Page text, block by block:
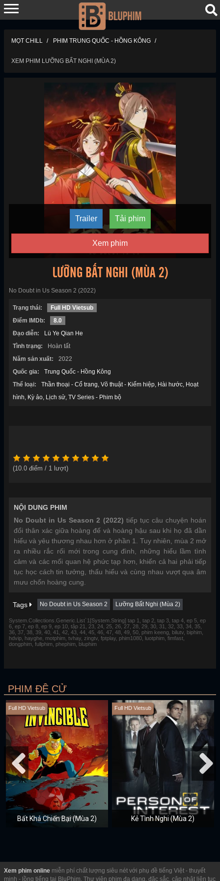
MỌT CHILL PHIM TRUNG QUỐC - HỒNG KÔNG
XEM PHIM LƯỠNG BẤT NGHI (MÙA 2)
Trailer Tải phim
Xem phim
LƯỠNG BẤT NGHI (MÙA 2)
No Doubt in Us Season 2 (2022)
Trạng thái:
Full HD Vietsub
Điểm IMDb:
8.0
Đạo diễn:
Lü Ye Qian He
Tình trạng:
Hoàn tất
Năm sản xuất:
2022
Quốc gia:
Trung Quốc - Hồng Kông
Thể loại:
Thần thoại - Cổ trang Võ thuật - Kiếm hiệp Hài hước Hoạt
hình
Kỳ ảo Lịch sử TV Series - Phim bộ
(10.0 điểm / 1 lượt)
NỘI DUNG PHIM
No Doubt in Us Season 2 (2022) tiếp tục câu chuyện hoán
đổi thân xác giữa hoàng đế và hoàng hậu sau khi họ đã dần
hiểu và yêu thương nhau hơn ở phần 1. Tuy nhiên, mùa 2 mở
ra nhiều rắc rối mới trong cung đình, những hiểu lầm tình
cảm và các mối quan hệ phức tạp hơn, khiến cả hai phải tiếp
tục học cách tin tưởng, thấu hiểu và cùng nhau vượt qua âm
mưu chốn hoàng cung.
Tags No Doubt in Us Season 2 Lưỡng Bất Nghi (Mùa 2)
System.Collections.Generic.List`1[System.String] tap 1, tap 2, tap 3, tap 4, ep 5, ep
6, ep 7, ep 8, ep 9, ep 10, tập 21, 23, 24, 25, 26, 27, 28, 29, 30, 31, 32, 33, 34, 35,
36, 37, 38, 39, 40, 41, 42, 43, 44, 45, 46, 47, 48, 49, 50, phim keeng, bilutv, biphim,
hdvip, hayghe, motphim, tvhay, zingtv, fptplay, phim1080, luotphim, fimfast,
dongphim, fullphim, phephim, bluphim
PHIM ĐỀ CỬ
Full HD Vietsub
Bất Khả Chiến Bại (Mùa 2)
Full HD Vietsub
Kẻ Tình Nghi (Mùa 2)
Xem phim online miễn phí chất lượng siêu nét với phụ đề tiếng Việt - thuyết
minh - lồng tiếng tại BluPhim. Thư viện phim đa dạng, đặc sắc, cập nhật liên tục